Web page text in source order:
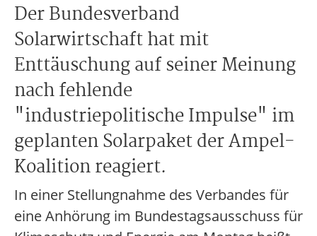
Der Bundesverband
Solarwirtschaft hat mit
Enttäuschung auf seiner Meinung
nach fehlende
"industriepolitische Impulse" im
geplanten Solarpaket der Ampel-
Koalition reagiert.
In einer Stellungnahme des Verbandes für
eine Anhörung im Bundestagsausschuss für